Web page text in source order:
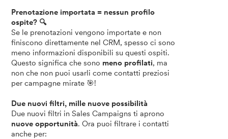
Prenotazione importata = nessun profilo
ospite? 🔍
Se le prenotazioni vengono importate e non
finiscono direttamente nel CRM, spesso ci sono
meno informazioni disponibili su questi ospiti.
Questo significa che sono meno profilati, ma
non che non puoi usarli come contatti preziosi
per campagne mirate 🎯!
Due nuovi filtri, mille nuove possibilità
Due nuovi filtri in Sales Campaigns ti aprono
nuove opportunità. Ora puoi filtrare i contatti
anche per: